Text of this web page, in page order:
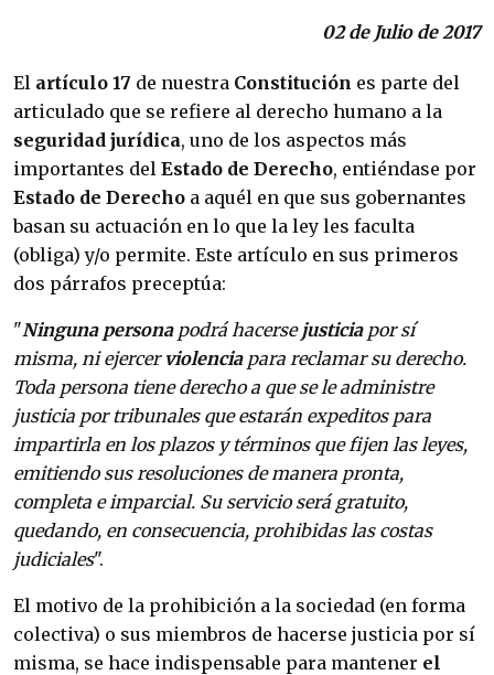
02 de Julio de 2017
El artículo 17 de nuestra Constitución es parte del
articulado que se refiere al derecho humano a la
seguridad jurídica, uno de los aspectos más
importantes del Estado de Derecho, entiéndase por
Estado de Derecho a aquél en que sus gobernantes
basan su actuación en lo que la ley les faculta
(obliga) y/o permite. Este artículo en sus primeros
dos párrafos preceptúa:
"Ninguna personapodrá hacerse justiciapor sí
misma, ni ejercer violenciapara reclamar su derecho.
Toda persona tiene derecho a que se le administre
justicia por tribunales que estarán expeditos para
impartirla en los plazos y términos que fijen las leyes,
emitiendo sus resoluciones de manera pronta,
completa e imparcial. Su servicio será gratuito,
quedando, en consecuencia, prohibidas las costas
judiciales".
El motivo de la prohibición a la sociedad (en forma
colectiva) o sus miembros de hacerse justicia por sí
misma, se hace indispensable para mantener el